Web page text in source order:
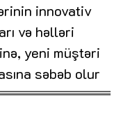
innovativ
və həlləri
yeni müştəri
səbəb olur